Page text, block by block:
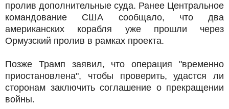
пролив дополнительные суда. Ранее Центральное
командование США сообщало, что два
американских корабля уже прошли через
Ормузский пролив в рамках проекта.
Позже Трамп заявил, что операция "временно
приостановлена", чтобы проверить, удастся ли
сторонам заключить соглашение о прекращении
войны.